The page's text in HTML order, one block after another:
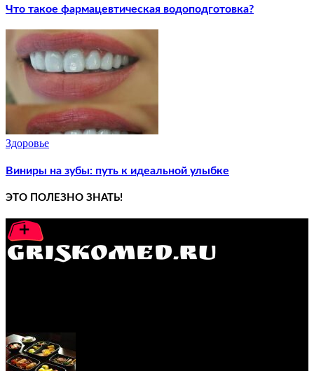
Что такое фармацевтическая водоподготовка?
Здоровье
Виниры на зубы: путь к идеальной улыбке
ЭТО ПОЛЕЗНО ЗНАТЬ!